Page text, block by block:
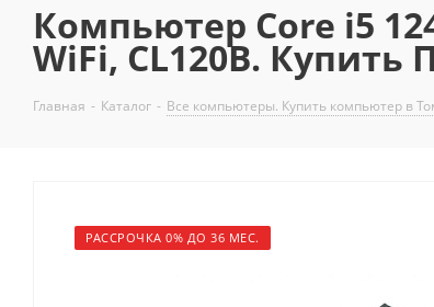
Компьютер Core i5
WiFi, CL120B. Купить
Главная - Каталог - Все компьютеры. Купить компьютер в
РАССРОЧКА 0% ДО 36 МЕС.